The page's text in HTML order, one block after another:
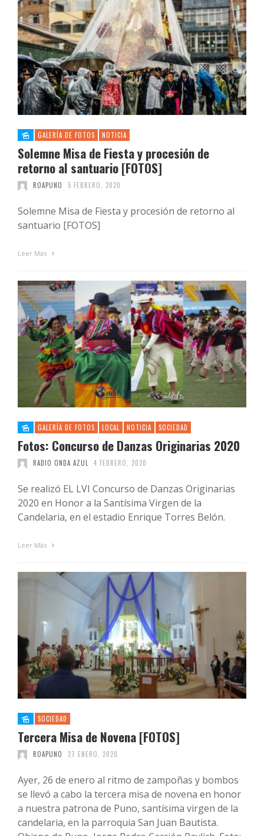
GALERÍA DE FOTOS NOTICIA
Solemne Misa de Fiesta y procesión de
retorno al santuario [FOTOS]
ROAPUNO 5 FEBRERO, 2020
Solemne Misa de Fiesta y procesión de retorno al
santuario [FOTOS]
Leer Más
GALERÍA DE FOTOS LOCAL NOTICIA SOCIEDAD
Fotos: Concurso de Danzas Originarias 2020
RADIO ONDA AZUL 4 FEBRERO, 2020
Se realizó EL LVI Concurso de Danzas Originarias
2020 en Honor a la Santísima Virgen de la
Candelaria, en el estadio Enrique Torres Belón.
Leer Más
SOCIEDAD
Tercera Misa de Novena [FOTOS]
ROAPUNO 27 ENERO, 2020
Ayer, 26 de enero al ritmo de zampoñas y bombos
se llevó a cabo la tercera misa de novena en honor
a nuestra patrona de Puno, santísima virgen de la
candelaria, en la parroquia San Juan Bautista.